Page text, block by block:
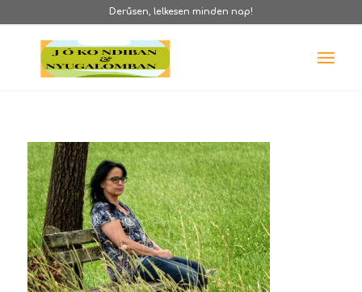
Derűsen, lelkesen minden nap!